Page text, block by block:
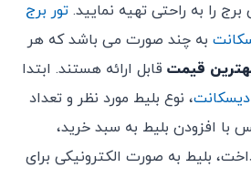
برج را به راحتی تهیه نمایید. تور برج
به چند صورت می باشد که هر
قیمت قابل ارائه هستند. ابتدا
، نوع بلیط مورد نظر و تعداد
با افزودن بلیط به سبد خرید،
بلیط به صورت الکترونیکی برای